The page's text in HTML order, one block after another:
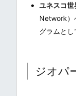
ユネスコ世
Network）
グラムとし
ジオパ